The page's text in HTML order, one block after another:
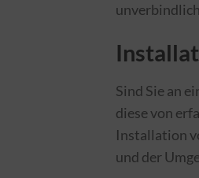
Sind Sie an
diese von
Installation
und der